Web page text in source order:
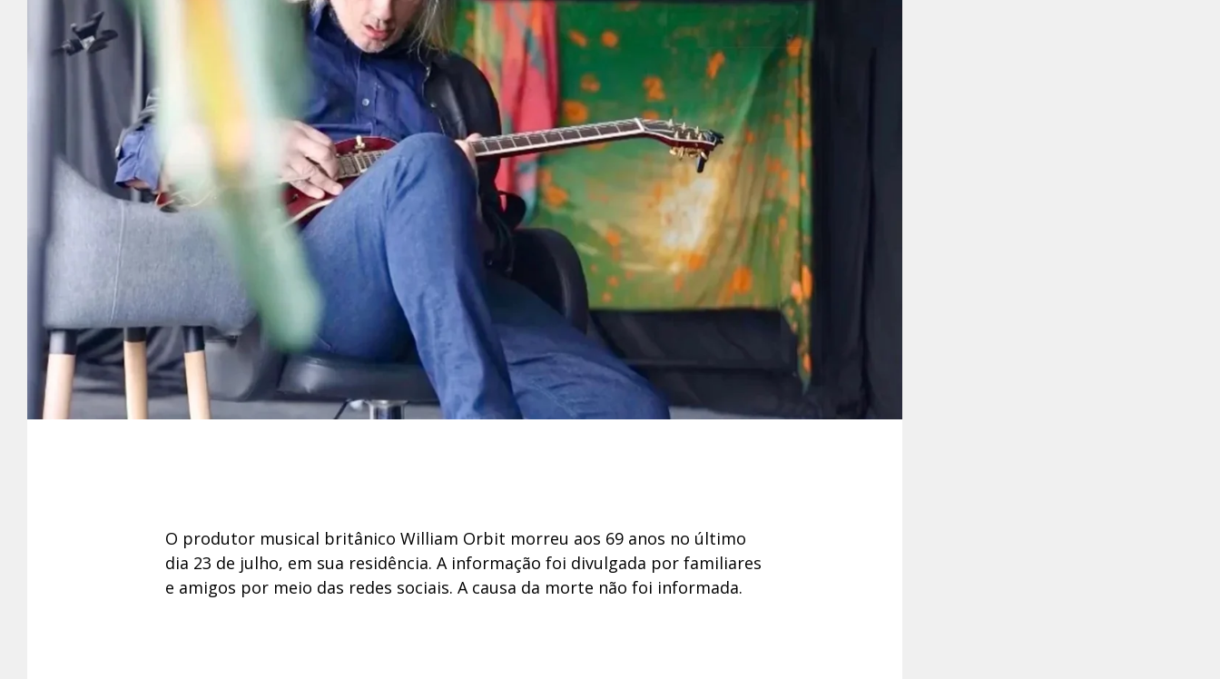
O produtor musical britânico William Orbit morreu aos 69 anos no último
dia 23 de julho, em sua residência. A informação foi divulgada por familiares
e amigos por meio das redes sociais. A causa da morte não foi informada.